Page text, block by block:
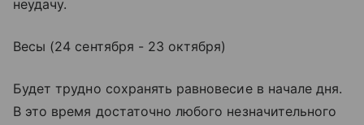
неудачу.
Весы (24 сентября - 23 октября)
Будет трудно сохранять равновесие в начале дня.
В это время достаточно любого незначительного